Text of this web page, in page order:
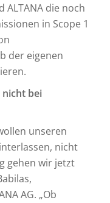
ALTANA die noch
in Scope 1
der eigenen
bei
unseren
nicht
gehen wir jetzt
AG. „Ob